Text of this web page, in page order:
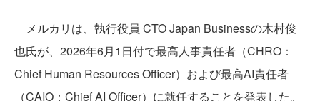
メルカリは、執行役員 CTO Japan Businessの木村俊
也氏が、2026年6月1日付で最高人事責任者（CHRO：
Chief Human Resources Officer）および最高AI責任者
（CAIO：Chief AI Officer）に就任することを発表した。